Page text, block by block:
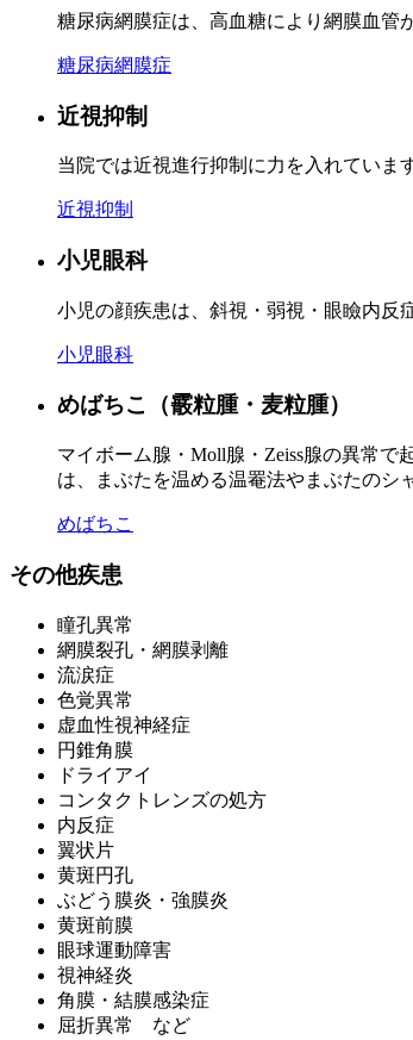
糖尿病網膜症は、高血糖により網膜血管
糖尿病網膜症
近視抑制
当院では近視進行抑制に力を入れていま
近視抑制
小児眼科
小児の顔疾患は、斜視・弱視・眼瞼内反
小児眼科
めばちこ（霰粒腫・麦粒腫）
マイボーム腺・Moll腺・Zeiss腺の異常
は、まぶたを温める温罨法やまぶたのシ
めばちこ
その他疾患
瞳孔異常
網膜裂孔・網膜剥離
流涙症
色覚異常
虚血性視神経症
円錐角膜
ドライアイ
コンタクトレンズの処方
内反症
翼状片
黄斑円孔
ぶどう膜炎・強膜炎
黄斑前膜
眼球運動障害
視神経炎
角膜・結膜感染症
屈折異常 など